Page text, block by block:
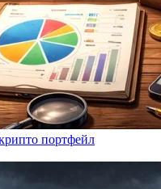
портфейл